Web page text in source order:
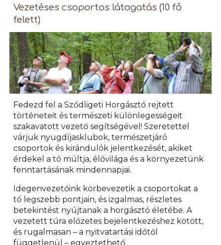
Vezetéses csoportos látogatás (10 fő
felett)
Fedezd fel a Sződligeti Horgásztó rejtett
történeteit és természeti különlegességeit
szakavatott vezető segítségével! Szeretettel
várjuk nyugdíjasklubok, természetjáró
csoportok és kirándulók jelentkezését, akiket
érdekel a tó múltja, élővilága és a környezetünk
fenntartásának mindennapjai.
Idegenvezetőink körbevezetik a csoportokat a
tó legszebb pontjain, és izgalmas, részletes
betekintést nyújtanak a horgásztó életébe. A
vezetett túra előzetes bejelentkezéshez kötött,
és rugalmasan – a nyitvatartási időtől
függetlenül – egyeztethető.